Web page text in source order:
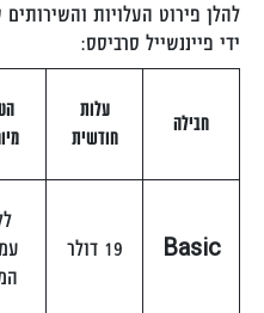
להלן פירוט העלויות
ידי פייננשייל סרביסס:
חבילה
עלות
חודשית
Basic 19 דולר